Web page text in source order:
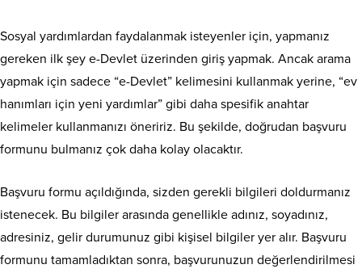
Sosyal yardımlardan faydalanmak isteyenler için, yapmanız
gereken ilk şey e-Devlet üzerinden giriş yapmak. Ancak arama
yapmak için sadece “e-Devlet” kelimesini kullanmak yerine, “ev
hanımları için yeni yardımlar” gibi daha spesifik anahtar
kelimeler kullanmanızı öneririz. Bu şekilde, doğrudan başvuru
formunu bulmanız çok daha kolay olacaktır.
Başvuru formu açıldığında, sizden gerekli bilgileri doldurmanız
istenecek. Bu bilgiler arasında genellikle adınız, soyadınız,
adresiniz, gelir durumunuz gibi kişisel bilgiler yer alır. Başvuru
formunu tamamladıktan sonra, başvurunuzun değerlendirilmesi